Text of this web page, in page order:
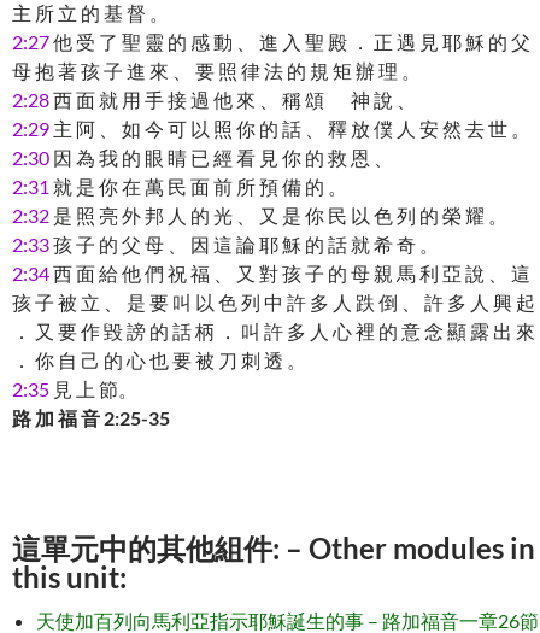
主 所 立 的 基 督 。
2:27他 受 了 聖 靈 的 感 動 、 進 入 聖 殿 ． 正 遇 見 耶 穌 的 父
母 抱 著 孩 子 進 來 、 要 照 律 法 的 規 矩 辦 理 。
2:28西 面 就 用 手 接 過 他 來 、 稱 頌 神 說 、
2:29 主 阿 、 如 今 可 以 照 你 的 話 、 釋 放 僕 人 安 然 去 世 。
2:30 因 為 我 的 眼 睛 已 經 看 見 你 的 救 恩 、
2:31 就 是 你 在 萬 民 面 前 所 預 備 的 。
2:32 是 照 亮 外 邦 人 的 光 、 又 是 你 民 以 色 列 的 榮 耀 。
2:33孩 子 的 父 母 、 因 這 論 耶 穌 的 話 就 希 奇 。
2:34西 面 給 他 們 祝 福 、 又 對 孩 子 的 母 親 馬 利 亞 說 、 這
孩 子 被 立 、 是 要 叫 以 色 列 中 許 多 人 跌 倒 、 許 多 人 興 起
． 又 要 作 毀 謗 的 話 柄 ． 叫 許 多 人 心 裡 的 意 念 顯 露 出 來
． 你 自 己 的 心 也 要 被 刀 刺 透 。
2:35 見 上 節。
路 加 福 音 2:25-35
這單元中的其他組件: – Other modules in
this unit:
天使加百列向馬利亞指示耶穌誕生的事 – 路加福音一章26節